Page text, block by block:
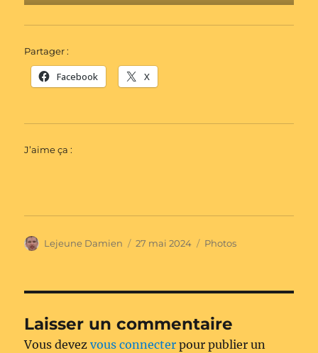
Partager :
Facebook X
J’aime ça :
Auteur
Lejeune Damien
Publié
27 mai 2024 Catégories
Photos
Laisser un commentaire
Vous devezvous connecter pour publier un